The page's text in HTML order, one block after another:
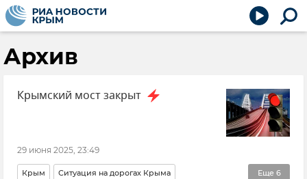
Архив
Крымский мост закрыт
29 июня 2025, 23:49
Еще 6
Крым Ситуация на дорогах Крыма